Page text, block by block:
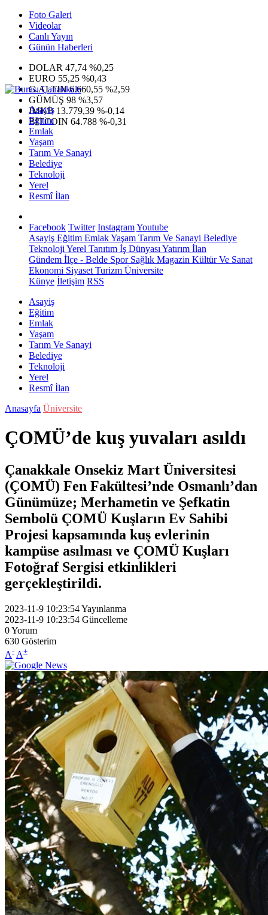
Foto Galeri
Videolar
Canlı Yayın
Günün Haberleri
DOLAR 47,74 %0,25
EURO 55,25 %0,43
G.ALTIN6.660,55 %2,59
GÜMÜŞ 98 %3,57
IMKB 13.779,39 %-0,14
BITCOIN 64.788 %-0,31
Asayiş
Eğitim
Emlak
Yaşam
Tarım Ve Sanayi
Belediye
Teknoloji
Yerel
Resmî İlan
Facebook Twitter InstagramYoutube
Asayiş Eğitim EmlakYaşam Tarım Ve Sanayi Belediye
Teknoloji Yerel Tanıtım İş Dünyası Yatırım İlan
Gündem İlçe - Belde SporSağlık Magazin Kültür Ve Sanat
Ekonomi Siyaset Turizm Üniversite
Künye İletişim RSS
Asayiş
Eğitim
Emlak
Yaşam
Tarım Ve Sanayi
Belediye
Teknoloji
Yerel
Resmî İlan
Anasayfa Üniversite
ÇOMÜ’de kuş yuvaları asıldı
Çanakkale Onsekiz Mart Üniversitesi
(ÇOMÜ) Fen Fakültesi’nde Osmanlı’dan
Günümüze; Merhametin ve Şefkatin
Sembolü ÇOMÜ Kuşların Ev Sahibi
Projesi kapsamında kuş evlerinin
kampüse asılması ve ÇOMÜ Kuşları
Fotoğraf Sergisi etkinlikleri
gerçekleştirildi.
2023-11-9 10:23:54Yayınlanma
2023-11-9 10:23:54 Güncelleme
0Yorum
630 Gösterim
A- A+